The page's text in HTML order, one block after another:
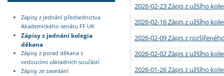
Zápisy z jednání předsednictva
Akademického senátu FF UK
Zápisy z jednání kolegia
děkana
Zápisy z porad děkana s
vedoucími základních součástí
Zápisy ze zasedání
2026-02-23 Zápis z užšího
2026-02-16 Zápis z užšího
2026-02-09 Zápis z
2026-02-02 Zápis z užšího
2026-01-26 Zápis z užšího